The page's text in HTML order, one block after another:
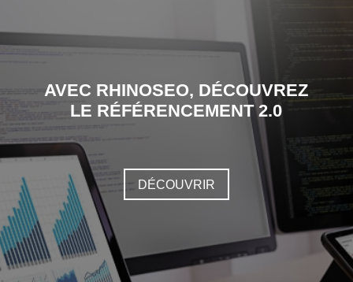
AVEC RHINOSEO, DÉCOUVREZ
LE RÉFÉRENCEMENT 2.0
DÉCOUVRIR